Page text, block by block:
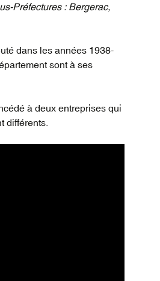
Préfectures : Bergerac,
dans les années 1938-
sont à ses
à deux entreprises qui
différents.